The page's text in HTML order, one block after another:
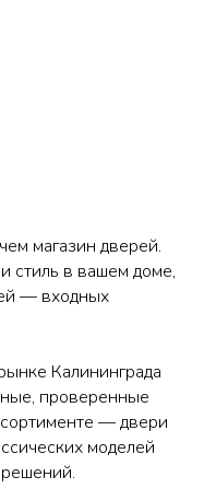
магазин дверей.
стиль в вашем доме,
— входных
Калининграда
проверенные
— двери
моделей